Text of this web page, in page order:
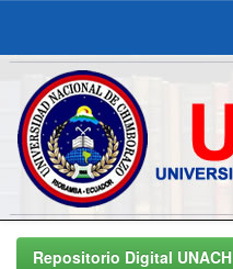
Skip
navigationRepositorio Digital UNACH